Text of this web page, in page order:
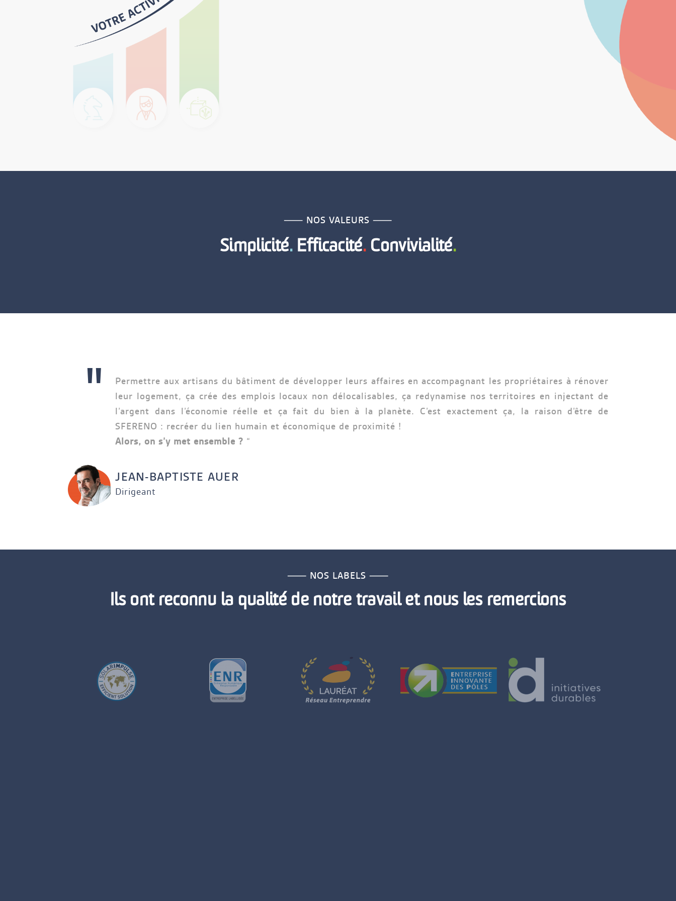
⸺ NOS VALEURS ⸺
Simplicité.Efficacité. Convivialité.
"
Permettre aux artisans du bâtiment de développer leurs affaires en accompagnant les propriétaires à rénover
leur logement, ça crée des emplois locaux non délocalisables, ça redynamise nos territoires en injectant de
l’argent dans l’économie réelle et ça fait du bien à la planète. C’est exactement ça, la raison d’être de
SFERENO : recréer du lien humain et économique de proximité !
Alors, on s’y met ensemble ? “
JEAN-BAPTISTE AUER
Dirigeant
⸺ NOS LABELS ⸺
Ils ont reconnu la qualité de notre travail et nous les remercions